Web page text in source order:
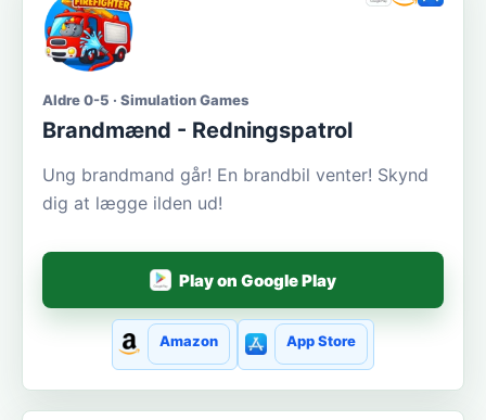
Aldre 0-5 · Simulation Games
Brandmænd - Redningspatrol
Ung brandmand går! En brandbil venter! Skynd
dig at lægge ilden ud!
Play on Google Play
Amazon App Store